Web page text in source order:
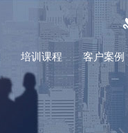
培训课程 客户案例